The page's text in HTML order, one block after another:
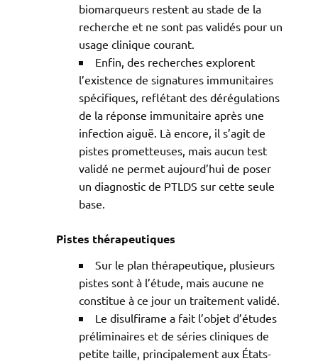
biomarqueurs restent au stade de la
recherche et ne sont pas validés pour un
usage clinique courant.
Enfin, des recherches explorent
l’existence de signatures immunitaires
spécifiques, reflétant des dérégulations
de la réponse immunitaire après une
infection aiguë. Là encore, il s’agit de
pistes prometteuses, mais aucun test
validé ne permet aujourd’hui de poser
un diagnostic de PTLDS sur cette seule
base.
Pistes thérapeutiques
Sur le plan thérapeutique, plusieurs
pistes sont à l’étude, mais aucune ne
constitue à ce jour un traitement validé.
Le disulfirame a fait l’objet d’études
préliminaires et de séries cliniques de
petite taille, principalement aux États-